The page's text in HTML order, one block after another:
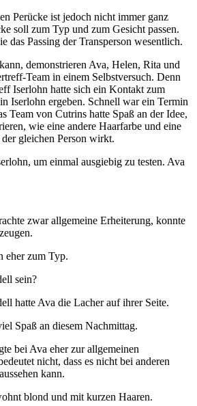
Perücke ist jedoch nicht immer ganz
soll zum Typ und zum Gesicht passen.
das Passing der Transperson wesentlich.
demonstrieren Ava, Helen, Rita und
Team in einem Selbstversuch. Denn
Iserlohn hatte sich ein Kontakt zum
in Iserlohn ergeben. Schnell war ein Termin
Team von Cutrins hatte Spaß an der Idee,
wie eine andere Haarfarbe und eine
gleichen Person wirkt.
um einmal ausgiebig zu testen. Ava
zwar allgemeine Erheiterung, konnte
eher zum Typ.
sein?
hatte Ava die Lacher auf ihrer Seite.
Spaß an diesem Nachmittag.
bei Ava eher zur allgemeinen
nicht, dass es nicht bei anderen
kann.
blond und mit kurzen Haaren.